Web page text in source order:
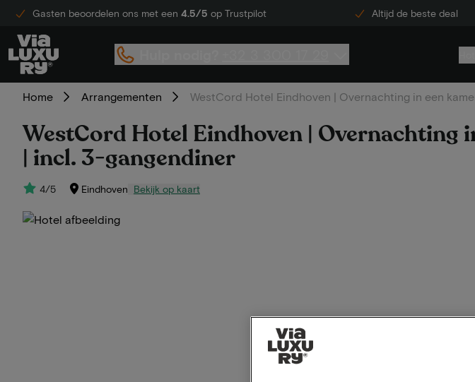
Gasten beoordelen ons met een 4.5/5 op Trustpilot Altijd de beste deal
Home Arrangementen WestCord Hotel Eindhoven | Overnachting in een
WestCord Hotel Eindhoven | Overnachting
| incl. 3-gangendiner
4/5 Eindhoven Bekijk op kaart